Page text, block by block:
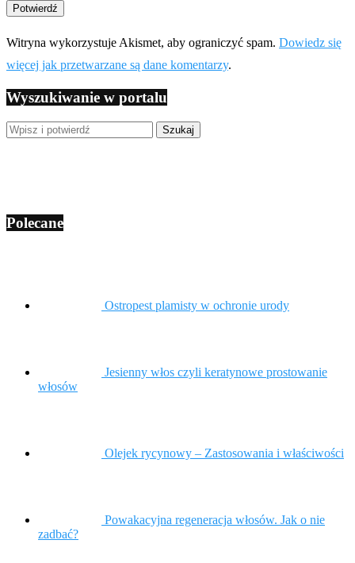
Witryna wykorzystuje Akismet, aby ograniczyć spam. Dowiedz się
więcej jak przetwarzane są dane komentarzy.
Wyszukiwanie w portalu
Polecane
Ostropest plamisty w ochronie urody
Jesienny włos czyli keratynowe prostowanie
włosów
Olejek rycynowy – Zastosowania i właściwości
Powakacyjna regeneracja włosów. Jak o nie
zadbać?